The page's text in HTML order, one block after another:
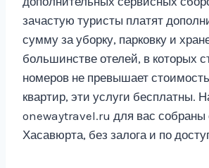
зачастую туристы платят
сумму за уборку, парковку и
большинстве отелей, в которых
номеров не превышает
квартир, эти услуги бесплатны.
onewaytravel.ru для вас собраны
Хасавюрта, без залога и по